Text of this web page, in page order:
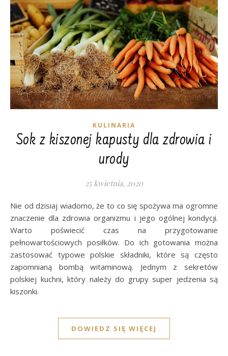
KULINARIA
Sok z kiszonej kapusty dla zdrowia i
urody
25 kwietnia, 2020
Nie od dzisiaj wiadomo, że to co się spożywa ma ogromne
znaczenie dla zdrowia organizmu i jego ogólnej kondycji.
Warto poświecić czas na przygotowanie
pełnowartościowych posiłków. Do ich gotowania można
zastosować typowe polskie składniki, które są często
zapomnianą bombą witaminową. Jednym z sekretów
polskiej kuchni, który należy do grupy super jedzenia są
kiszonki.
DOWIEDZ SIĘ WIĘCEJ